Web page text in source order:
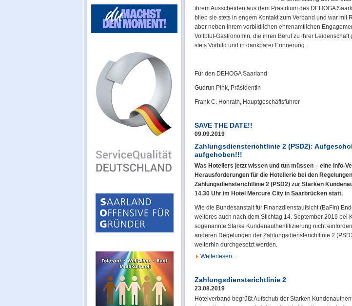
ihrem Ausscheiden aus dem Präsidium des DEHOGA
blieb sie stets in engem Kontakt zum Verband und war mit
aber neben ihrem vorbildlichen ehrenamtlichen
Vollblut-Gastronomin, die ihren Beruf zu ihrer Leidenschaft
stets Vorbild und in dankbarer Erinnerung.
Für den DEHOGA Saarland
Gudrun Pink, Präsidentin
Frank C. Hohrath, Hauptgeschäftsführer
SAVE THE DATE!!
09.09.2019
Zahlungsdiensterichtlinie 2 (PSD2):
aufgehoben!!!
Was Hoteliers jetzt wissen und tun müssen – eine Info-
Herausforderungen für die Hotellerie bei den
Zahlungsdiensterichtlinie 2 (PSD2) zur Starken
14.30 Uhr im Hotel Mercure City in Saarbrücken statt.
Wie die Bundesanstalt für Finanzdienstaufsicht (BaFin)
weiteres auch nach dem Stichtag 14. September 2019 bei
sogenannte Starke Kundenauthentifizierung nicht
anderen Regelungen der Zahlungsdiensterichtlinie 2
weiterhin durchgesetzt werden.
Weiterlesen...
Zahlungsdiensterichtlinie 2
23.08.2019
Hotelverband begrüßt Aufschub der Starken